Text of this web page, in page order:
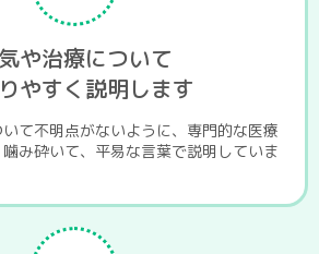
や治療について
やすく説明します
て不明点がないように、専門的な医療
み砕いて、平易な言葉で説明していま